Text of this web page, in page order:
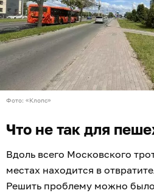
Фото: «Клопс»
Что не так для
Вдоль всего Московского
местах находится в
Решить проблему можно